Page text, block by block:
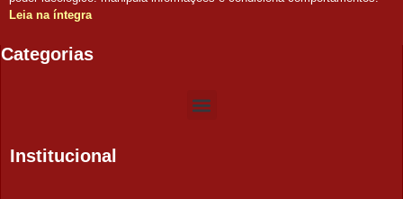
Leia na íntegra
Categorias
Institucional